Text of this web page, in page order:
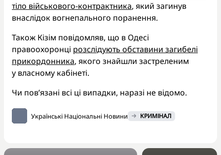
тіло військового-контрактника, який загинув
внаслідок вогнепального поранення.
Також Кізім повідомляв, що в Одесі
правоохоронці розслідують обставини загибелі
прикордонника, якого знайшли застреленим
у власному кабінеті.
Чи пов’язані всі ці випадки, наразі не відомо.
Українські Національні Новини КРИМІНАЛ